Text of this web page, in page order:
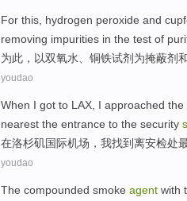
For this, hydrogen peroxide and
removing impurities in the test of
为此，以双氧水、铜铁试剂 为掩蔽剂
youdao
When I got to LAX , I approached the
nearest the entrance to the security
在洛杉矶国际机场 ， 我找到离安检处
youdao
The compounded smoke agent with